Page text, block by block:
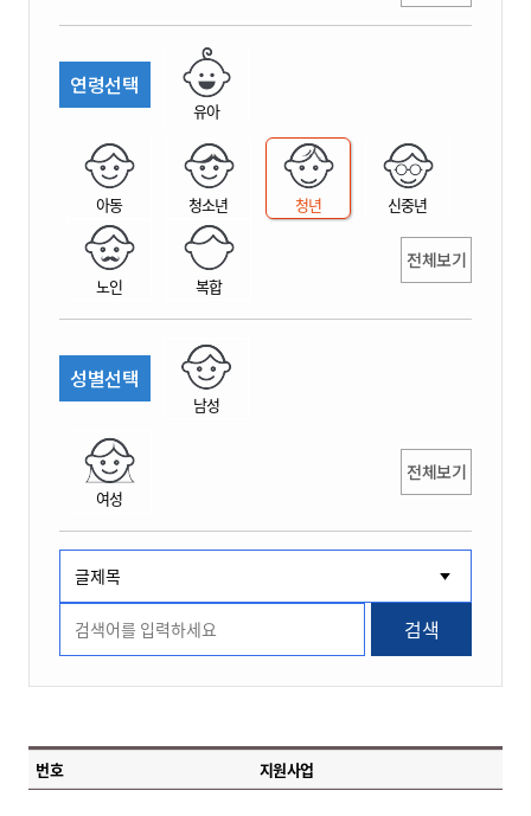
연령선택
유아
아동 청소년 청년 신중년
노인 복합
전체보기
성별선택
남성
여성
전체보기
검색
번호 지원사업